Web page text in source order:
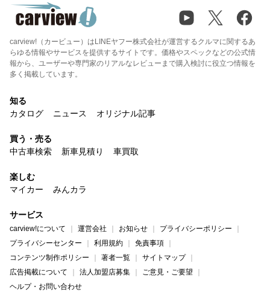
carview!（カービュー）はLINEヤフー株式会社が運営するクルマに関するあ
らゆる情報やサービスを提供するサイトです。価格やスペックなどの公式情
報から、ユーザーや専門家のリアルなレビューまで購入検討に役立つ情報を
多く掲載しています。
知る
カタログ
ニュース オリジナル記事
買う・売る
中古車検索
新車見積り 車買取
楽しむ
マイカー
みんカラ
サービス
carview!について 運営会社 お知らせ
プライバシーポリシー
プライバシーセンター
利用規約
免責事項
コンテンツ制作ポリシー
著者一覧
サイトマップ
広告掲載について
法人加盟店募集
ご意見・ご要望
ヘルプ・お問い合わせ